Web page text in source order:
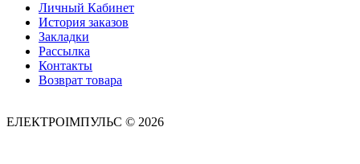
Личный Кабинет
История заказов
Закладки
Рассылка
Контакты
Возврат товара
ЕЛЕКТРОІМПУЛЬС © 2026